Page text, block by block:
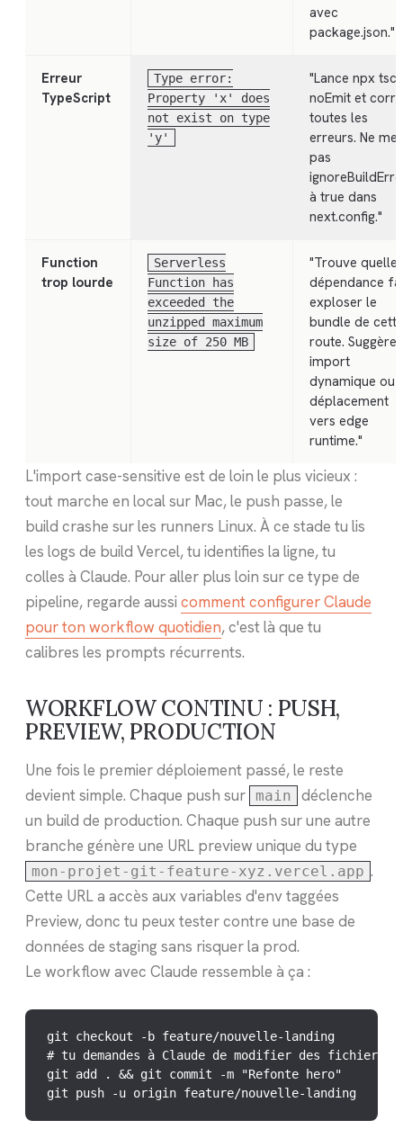
avec
package.json."
Erreur
TypeScript
Type error:
Property 'x' does
not exist on type
'y'
"Lance npx tsc
noEmit et
toutes les
erreurs. Ne
pas
à true dans
next.config."
Function
trop lourde
Serverless
Function has
exceeded the
unzipped maximum
size of 250 MB
"Trouve quelle
dépendance
exploser le
bundle de cette
route. Suggère
import
dynamique ou
déplacement
vers edge
runtime."
L'import case-sensitive est de loin le plus vicieux :
tout marche en local sur Mac, le push passe, le
build crashe sur les runners Linux. À ce stade tu lis
les logs de build Vercel, tu identifies la ligne, tu
colles à Claude. Pour aller plus loin sur ce type de
pipeline, regarde aussi comment configurer Claude
pour ton workflow quotidien, c'est là que tu
calibres les prompts récurrents.
WORKFLOW CONTINU : PUSH,
PREVIEW, PRODUCTION
Une fois le premier déploiement passé, le reste
devient simple. Chaque push sur
main
déclenche
un build de production. Chaque push sur une autre
branche génère une URL preview unique du type
mon-projet-git-feature-xyz.vercel.app .
Cette URL a accès aux variables d'env taggées
Preview, donc tu peux tester contre une base de
données de staging sans risquer la prod.
Le workflow avec Claude ressemble à ça :
git checkout -b feature/nouvelle-landing
# tu demandes à Claude de modifier des fichiers
git add . && git commit -m "Refonte hero"
git push -u origin feature/nouvelle-landing